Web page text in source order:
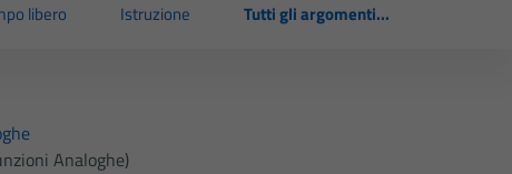
libero Istruzione Tutti gli argomenti...
Analoghe)